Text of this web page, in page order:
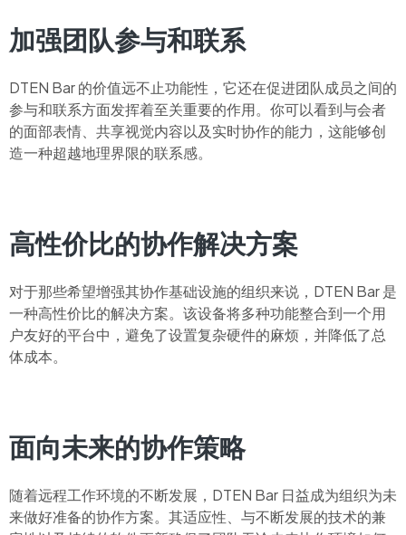
加强团队参与和联系
DTEN Bar 的价值远不止功能性，它还在促进团队成员之间的
参与和联系方面发挥着至关重要的作用。你可以看到与会者
的面部表情、共享视觉内容以及实时协作的能力，这能够创
造一种超越地理界限的联系感。
高性价比的协作解决方案
对于那些希望增强其协作基础设施的组织来说，DTEN Bar 是
一种高性价比的解决方案。该设备将多种功能整合到一个用
户友好的平台中，避免了设置复杂硬件的麻烦，并降低了总
体成本。
面向未来的协作策略
随着远程工作环境的不断发展，DTEN Bar 日益成为组织为未
来做好准备的协作方案。其适应性、与不断发展的技术的兼